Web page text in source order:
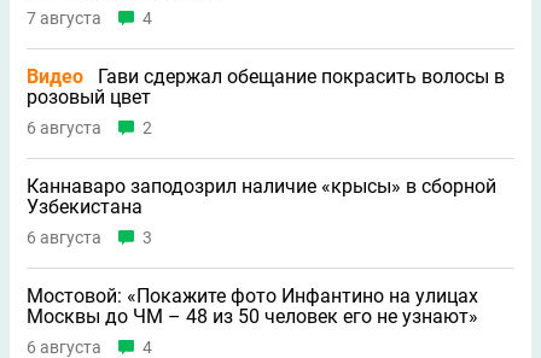
7 августа 4
Видео
Гави сдержал обещание покрасить волосы в
розовый цвет
6 августа 2
Каннаваро заподозрил наличие «крысы» в сборной
Узбекистана
6 августа 3
Мостовой: «Покажите фото Инфантино на улицах
Москвы до ЧМ – 48 из 50 человек его не узнают»
6 августа 4